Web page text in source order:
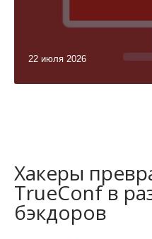
22 июля 2026
Хакеры
TrueConf в
бэкдоров